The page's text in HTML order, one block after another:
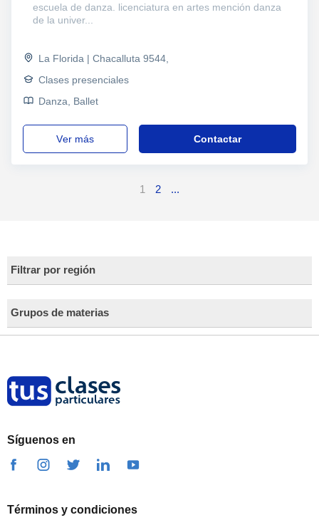
escuela de danza. licenciatura en artes mención danza
de la univer...
La Florida | Chacalluta 9544,
Clases presenciales
Danza, Ballet
ver más Contactar
1 2 ...
Filtrar por región
Grupos de materias
Síguenos en
Términos y condiciones